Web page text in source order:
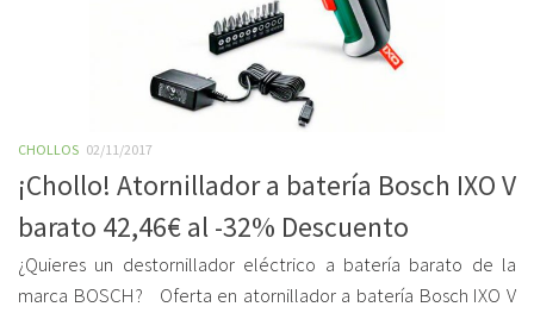
CHOLLOS 02/11/2017
¡Chollo! Atornillador a batería Bosch IXO V
barato 42,46€ al -32% Descuento
¿Quieres un destornillador eléctrico a batería barato de la
marca BOSCH? Oferta en atornillador a batería Bosch IXO V